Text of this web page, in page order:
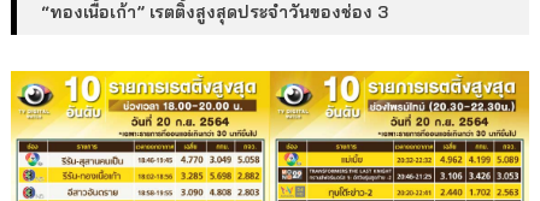
“ทองเนื้อเก้า” เรตติ้งสูงสุดประจำวันของช่อง 3